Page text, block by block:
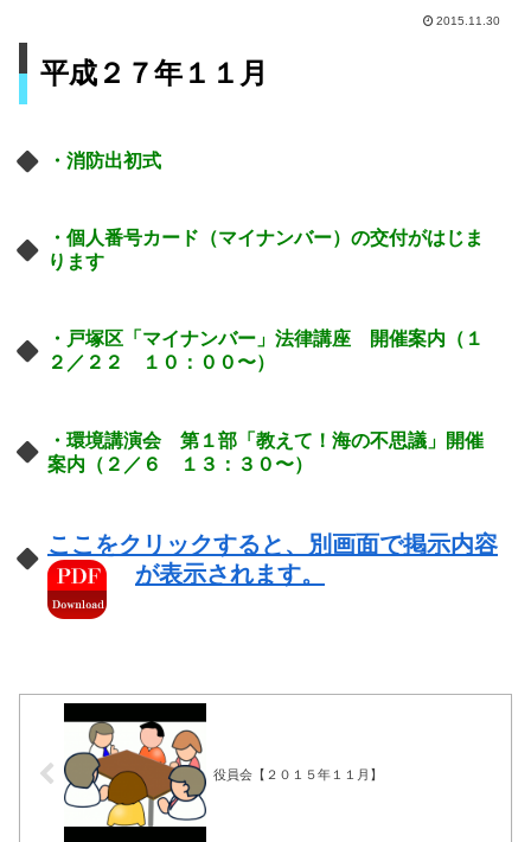
2015.11.30
平成２７年１１月
・消防出初式
・個人番号カード（マイナンバー）の交付がはじま
ります
・戸塚区「マイナンバー」法律講座 開催案内（１
２／２２ １０：００〜）
・環境講演会 第１部「教えて！海の不思議」開催
案内（２／６ １３：３０〜）
ここをクリックすると、別画面で掲示内容
が表示されます。
役員会【２０１５年１１月】